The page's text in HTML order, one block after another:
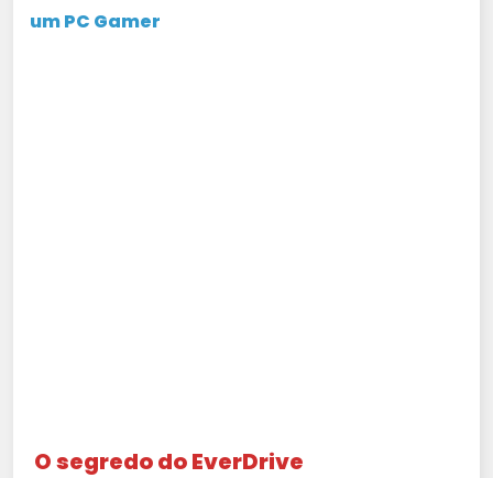
um PC Gamer
O segredo do EverDrive